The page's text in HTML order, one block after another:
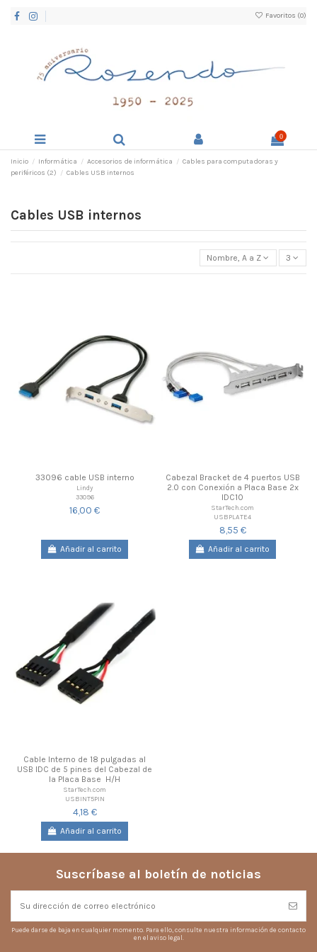
Favoritos (0)
0
Inicio Informática Accesorios de informática
Cables para computadoras y
periféricos (2)
Cables USB internos
Cables USB internos
Nombre, A a Z 3
33096 cable USB interno
Lindy
33096
16,00 €
Añadir al carrito
Cabezal Bracket de 4 puertos USB
2.0 con Conexión a Placa Base 2x
IDC10
StarTech.com
USBPLATE4
8,55 €
Añadir al carrito
Cable Interno de 18 pulgadas al
USB IDC de 5 pines del Cabezal de
la Placa Base  H/H
StarTech.com
USBINT5PIN
4,18 €
Añadir al carrito
Suscríbase al boletín de noticias
Puede darse de baja en cualquier momento. Para ello, consulte nuestra información de contacto
en el aviso legal.